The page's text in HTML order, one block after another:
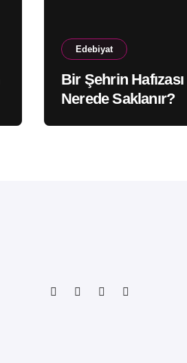
Edebiyat
Bir Şehrin Hafızası
Nerede Saklanır?